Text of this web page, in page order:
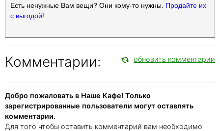
Есть ненужные Вам вещи? Они кому-то нужны. Продайте их
с выгодой!
Комментарии: обновить комментарии
Добро пожаловать в Наше Кафе! Только
зарегистрированные пользователи могут оставлять
комментарии.
Для того чтобы оставить комментарий вам необходимо